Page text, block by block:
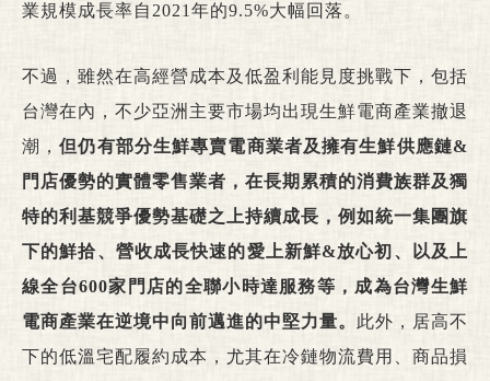
業規模成長率自2021年的9.5%大幅回落。
不過，雖然在高經營成本及低盈利能見度挑戰下，包括
台灣在內，不少亞洲主要市場均出現生鮮電商產業撤退
潮，但仍有部分生鮮專賣電商業者及擁有生鮮供應鏈&
門店優勢的實體零售業者，在長期累積的消費族群及獨
特的利基競爭優勢基礎之上持續成長，例如統一集團旗
下的鮮拾、營收成長快速的愛上新鮮&放心初、以及上
線全台600家門店的全聯小時達服務等，成為台灣生鮮
電商產業在逆境中向前邁進的中堅力量。 此外，居高不
下的低溫宅配履約成本，尤其在冷鏈物流費用、商品損